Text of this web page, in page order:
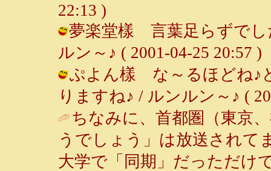
22:13 )
夢楽堂樣 言葉足らずでし
ルン～♪ ( 2001-04-25 20:57 )
ぷよん樣 な～るほどね♪
りますね♪ / ルンルン～♪ (
ちなみに、首都圏（東京
うでしょう」は放送されて
大学で「同期」だっただけ